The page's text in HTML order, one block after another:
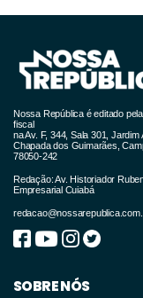
Henrique
Nossa República é editado
fiscal
na Av. F, 344, Sala 301,
Chapada dos Guimarães,
78050-242
Redação: Av. Historiador
Empresarial Cuiabá
SOBRE NÓS